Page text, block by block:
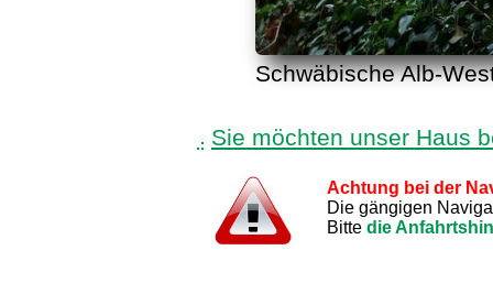
Schwäbische Alb-
Sie möchten unser Haus
Achtung bei der
Die gängigen
Bitte die